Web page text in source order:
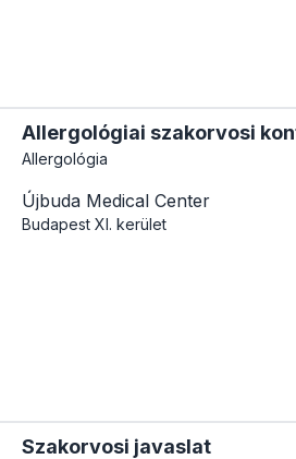
Allergológiai szakorvosi
Allergológia
Újbuda Medical Center
Budapest XI. kerület
Szakorvosi javaslat